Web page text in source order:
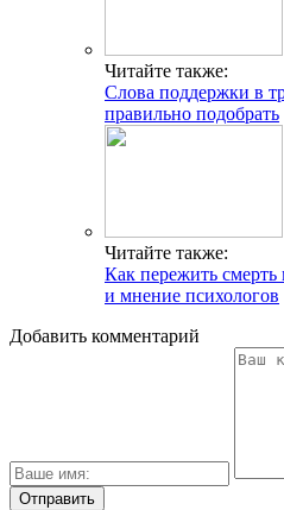
Читайте также:
Слова поддержки в
правильно подобрать
Читайте также:
Как пережить
и мнение психологов
Добавить комментарий